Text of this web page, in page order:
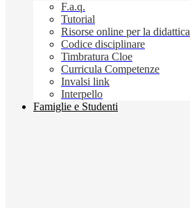
F.a.q.
Tutorial
Risorse online per la didattica
Codice disciplinare
Timbratura Cloe
Curricula Competenze
Invalsi link
Interpello
Famiglie e Studenti